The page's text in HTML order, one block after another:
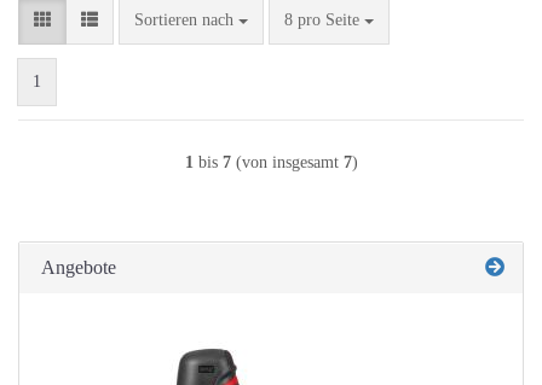
Sortieren nach
Sortieren nach 8 pro Seite
pro Seite
1
1bis 7(von insgesamt 7)
Angebote